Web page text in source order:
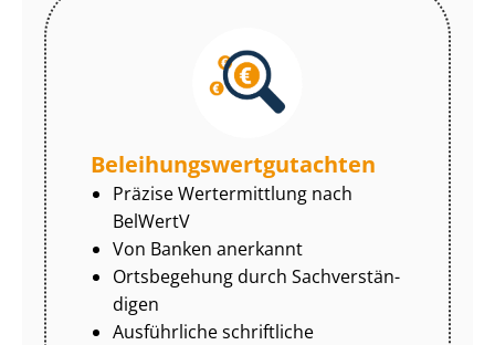
Be­lei­hungs­wert­gut­ach­ten
Präzise Wertermittlung nach
BelWertV
Von Banken anerkannt
Ortsbegehung durch Sach­ver­stän­
di­gen
Ausführliche schriftliche